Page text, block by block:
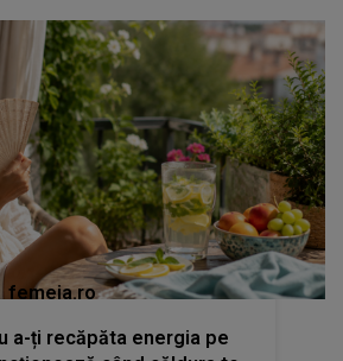
femeia.ro
a-ți recăpăta energia pe